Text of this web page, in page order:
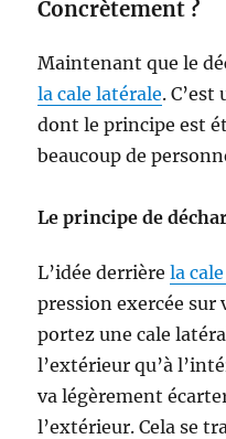
Concrètement ?
Maintenant que le
la cale latérale.
dont le principe est
beaucoup de
Le principe de
L’idée derrièrela
pression exercée sur
portez une cale
l’extérieur qu’à
va légèrement
l’extérieur. Cela se